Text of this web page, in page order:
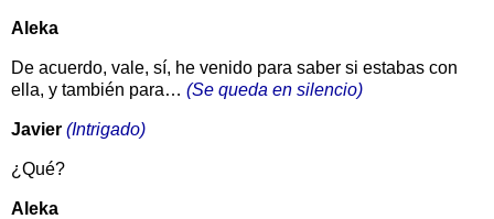
Aleka
De acuerdo, vale, sí, he venido para saber si estabas con
ella, y también para… (Se queda en silencio)
Javier (Intrigado)
¿Qué?
Aleka